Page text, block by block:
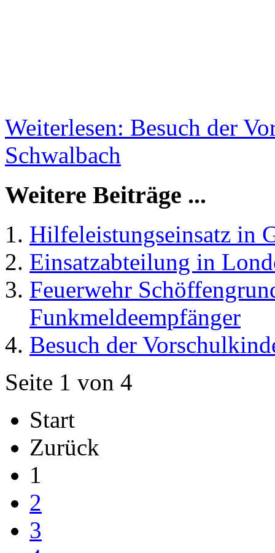
Weiterlesen: Besuch der
Schwalbach
Weitere Beiträge ...
Hilfeleistungseinsatz in
Einsatzabteilung in
Feuerwehr
Funkmeldeempfänger
Besuch der
Seite 1 von 4
Start
Zurück
1
2
3